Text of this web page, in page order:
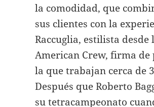
la comodidad, que
sus clientes con la
Raccuglia, estilista
American Crew, firma
la que trabajan cerca de
Después que Roberto
su tetracampeonato